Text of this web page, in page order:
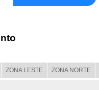
ZONA LESTE ZONA NORTE